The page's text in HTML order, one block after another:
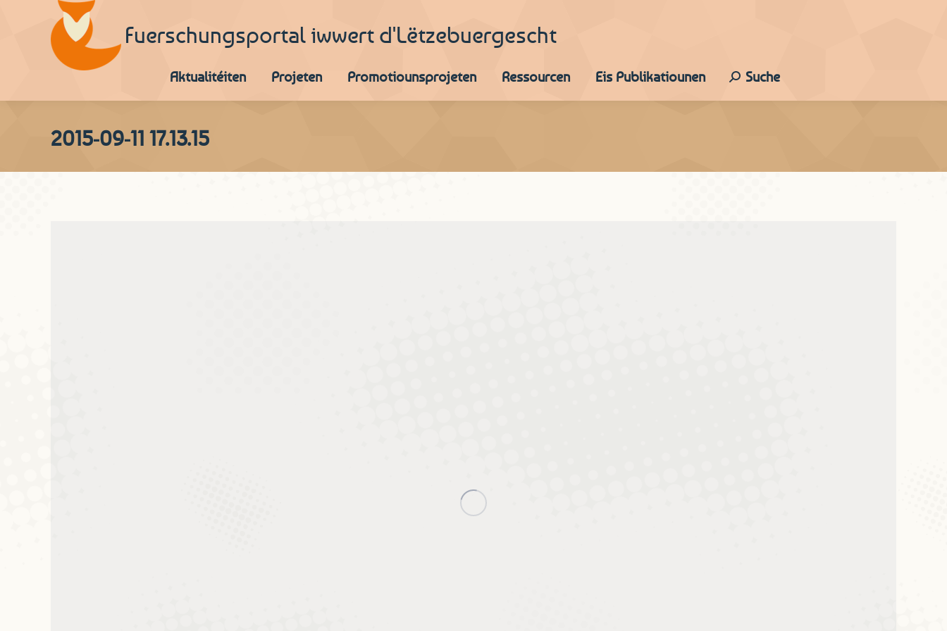
Fuerschungsportal iwwert d'Lëtzebuergescht
Aktualitéiten Projeten Promotiounsprojeten Ressourcen Eis Publikatiounen Search:
Suche
2015-09-11 17.13.15